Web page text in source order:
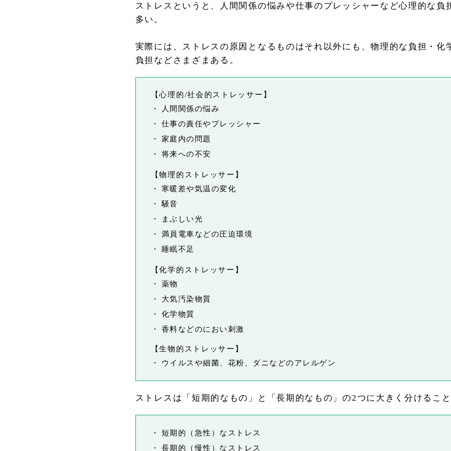
ストレスというと、人間関係の悩みや仕事のプレッシャーなど心理的な負
多い。
実際には、ストレスの原因となるものはそれ以外にも、物理的な負担・化
負担などさまざまある。
【心理的/社会的ストレッサー】
・
人間関係の悩み
・
仕事の責任やプレッシャー
・
家庭内の問題
・
将来への不安
【物理的ストレッサー】
・
寒暖差や気温の変化
・
騒音
・
まぶしい光
・
満員電車などの圧迫環境
・
睡眠不足
【化学的ストレッサー】
・
薬物
・
大気汚染物質
・
化学物質
・
香料などのにおい刺激
【生物的ストレッサー】
・
ウイルスや細菌、花粉、ダニなどのアレルゲン
ストレスは「短期的なもの」と「長期的なもの」の2つに大きく分けること
・
短期的（急性）なストレス
・
長期的（慢性）なストレス